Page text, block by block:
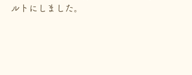
ルトにしました。